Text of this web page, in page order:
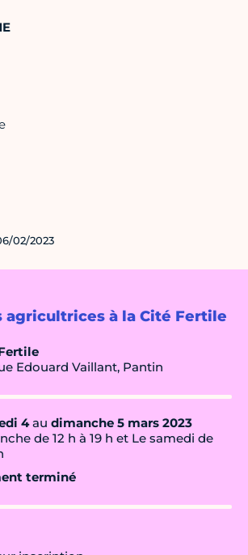
agricultrices à la Cité Fertile
Edouard Vaillant, Pantin
4au dimanche 5 mars 2023
de 12 h à 19 h et Le samedi de
terminé
02/2023